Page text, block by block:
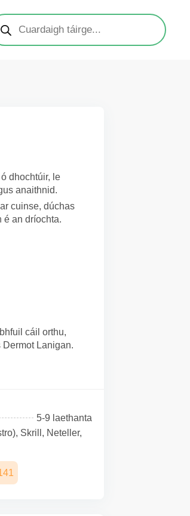
dhochtúir, le
anaithnid.
cuinse, dúchas
é an dríochta.
cáil orthu,
Lanigan.
5-9 laethanta
Skrill, Neteller,